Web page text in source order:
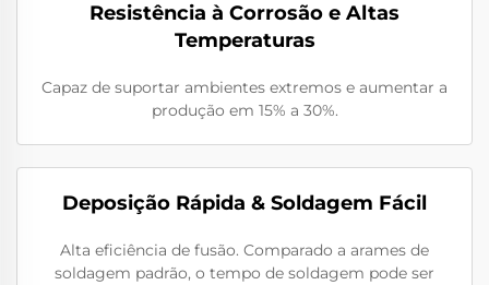
Resistência à Corrosão e Altas
Temperaturas
Capaz de suportar ambientes extremos e aumentar a
produção em 15% a 30%.
Deposição Rápida & Soldagem Fácil
Alta eficiência de fusão. Comparado a arames de
soldagem padrão, o tempo de soldagem pode ser